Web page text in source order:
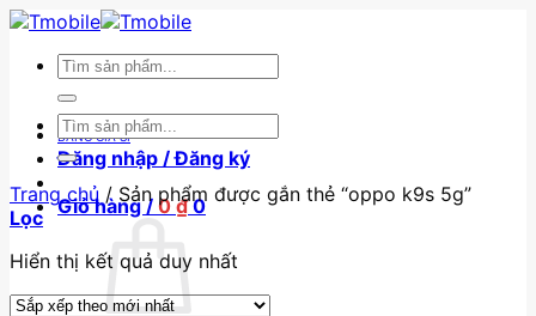
Skip
contentTìm
BẢNG GIÁ SỈ
Đăng nhập / Đăng ký
Giỏ hàng / 0₫ 0
Tìm
kiếm:
Trang chủ /Sản phẩm được gắn thẻ “oppo k9s 5g”
Lọc
Hiển thị kết quả duy nhất